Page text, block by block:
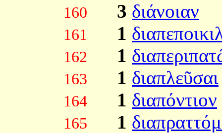
160 3 διάνοιαν
161 1
162 1
163 1 διαπλεῦσαι
164 1 διαπόντιον
165 1